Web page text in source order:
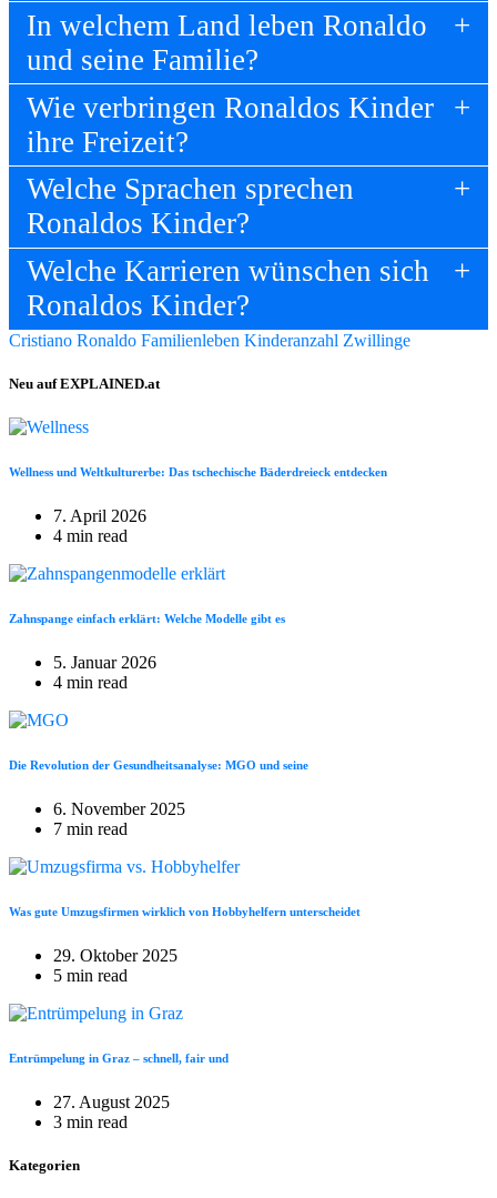
In welchem Land leben Ronaldo
und seine Familie?
Wie verbringen Ronaldos Kinder
ihre Freizeit?
Welche Sprachen sprechen
Ronaldos Kinder?
Welche Karrieren wünschen sich
Ronaldos Kinder?
Cristiano Ronaldo Familienleben Kinderanzahl Zwillinge
Neu auf EXPLAINED.at
Wellness und Weltkulturerbe: Das tschechische Bäderdreieck entdecken
7. April 2026
4 min read
Zahnspange einfach erklärt: Welche Modelle gibt es
5. Januar 2026
4 min read
Die Revolution der Gesundheitsanalyse: MGO und seine
6. November 2025
7 min read
Was gute Umzugsfirmen wirklich von Hobbyhelfern unterscheidet
29. Oktober 2025
5 min read
Entrümpelung in Graz – schnell, fair und
27. August 2025
3 min read
Kategorien